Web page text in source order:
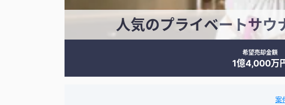
人気のプライベートサウ
希望売却金額
1億4,000万
案